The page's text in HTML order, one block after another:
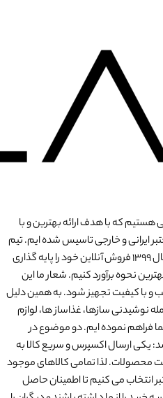
که با هدف ارائه بهترین و با
ایرانی و خارجی تاسیس شده ایم. تیم
ما با سالها تجربه فروش حضوری از سال 1399 فروش آنلاین خود را پایه گذاری
نحوه برآورد کنیم. شعار ما این
و با کیفیت تجهیز شود. به همین دلیل
نوشیدنی سازها، غذاساز ها، لوازم
فراهم نموده ایم. دو موضوع در
یکی ارسال اکسپرس و سریع کالا به
لذا تمامی کالاهای موجود
انتخاب می کنیم تا اطمینان حاصل